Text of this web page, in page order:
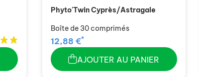
Phyto'Twin Cyprès/Astragale
Boîte de 30 comprimés
12,88 €*
AJOUTER AU PANIER